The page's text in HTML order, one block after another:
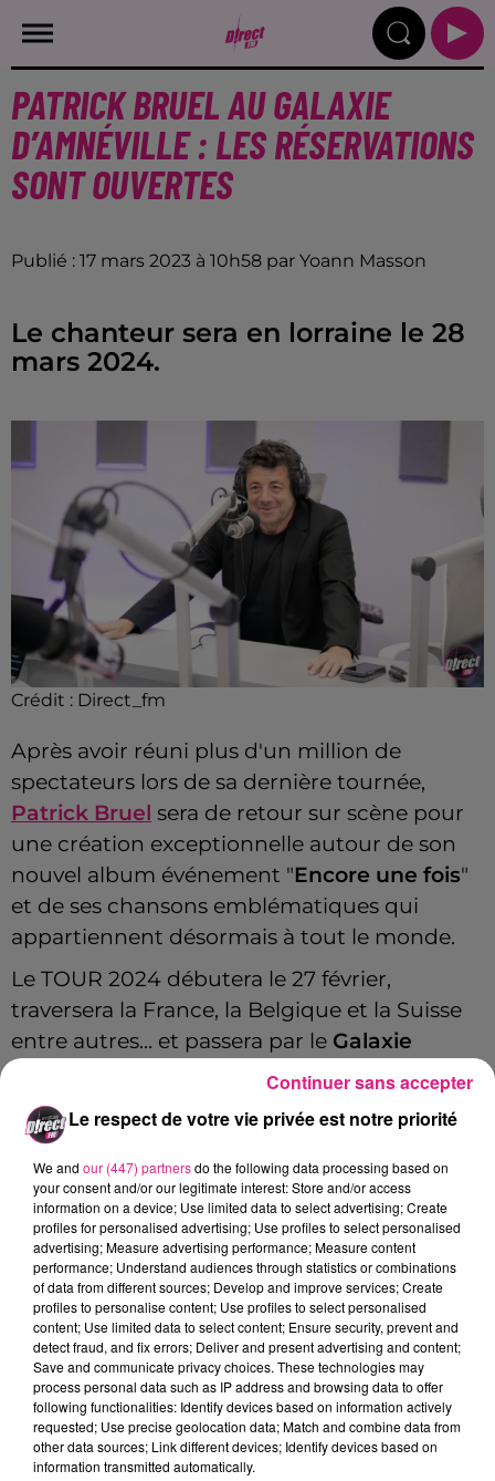
PATRICK BRUEL AU GALAXIE
D’AMNÉVILLE : LES RÉSERVATIONS
SONT OUVERTES
Publié : 17 mars 2023 à 10h58 par Yoann Masson
Le chanteur sera en lorraine le 28
mars 2024.
Crédit : Direct_fm
Après avoir réuni plus d'un million de
spectateurs lors de sa dernière tournée,
Patrick Bruel sera de retour sur scène pour
une création exceptionnelle autour de son
nouvel album événement "Encore une fois"
et de ses chansons emblématiques qui
appartiennent désormais à tout le monde.
Le TOUR 2024 débutera le 27 février,
traversera la France, la Belgique et la Suisse
entre autres... et passera par le Galaxie
d’Amnéville le 28 mars 2024
Pour réserver vos places, cliquez justeici.
Cet élément est masqué compte-tenu du refus
du dépôt de cookies que vous avez exprimé. Si
vous souhaitez l'afficher, merci de nous donner
votre accord en cliquant sur le bouton ci-
dessous.
Afficher l'élément
FIL ACTUS
7 août 2026
Le respect de votre vie privée est notre priorité
We and our (447) partnersdo the following data processing based on
your consent and/or our legitimate interest: Store and/or access
information on a device; Use limited data to select advertising; Create
profiles for personalised advertising; Use profiles to select personalised
advertising; Measure advertising performance; Measure content
performance; Understand audiences through statistics or combinations
of data from different sources; Develop and improve services; Create
profiles to personalise content; Use profiles to select personalised
content; Use limited data to select content; Ensure security, prevent and
detect fraud, and fix errors; Deliver and present advertising and content;
Save and communicate privacy choices. These technologies may
process personal data such as IP address and browsing data to offer
following functionalities: Identify devices based on information actively
requested; Use precise geolocation data; Match and combine data from
other data sources; Link different devices; Identify devices based on
information transmitted automatically.
Continuer sans accepter